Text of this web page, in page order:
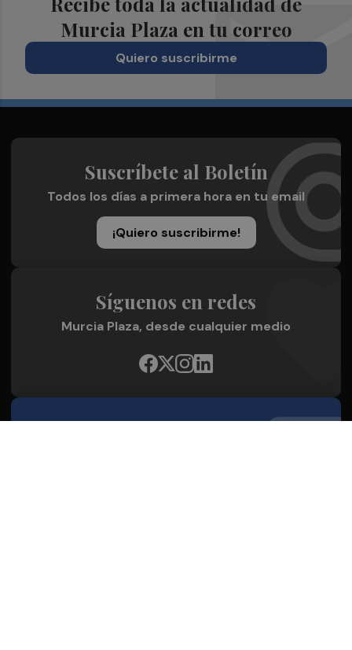
Murcia Plaza en tu correo
Quiero suscribirme
Suscríbete al Boletín
Todos los días a primera hora en tu email
¡Quiero suscribirme!
Síguenos en redes
Murcia Plaza, desde cualquier medio